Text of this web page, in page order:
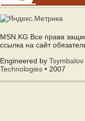
MSN.KG Все права
ссылка на сайт
Engineered by Tsymbalov
Technologies • 2007